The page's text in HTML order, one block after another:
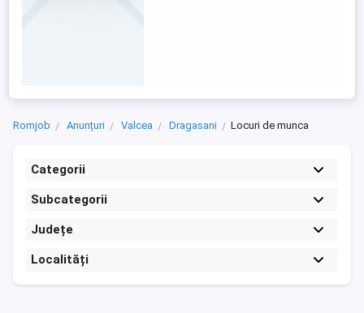
Romjob Anunțuri Valcea Dragasani Locuri de munca
Categorii
Subcategorii
Județe
Localități